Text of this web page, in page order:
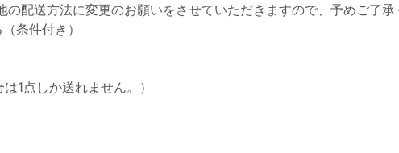
配送方法に変更のお願いをさせていただきますので、予めご了承
条件付き）
1点しか送れません。）